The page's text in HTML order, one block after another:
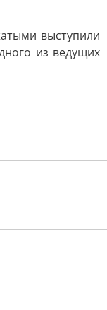
выступили
из ведущих